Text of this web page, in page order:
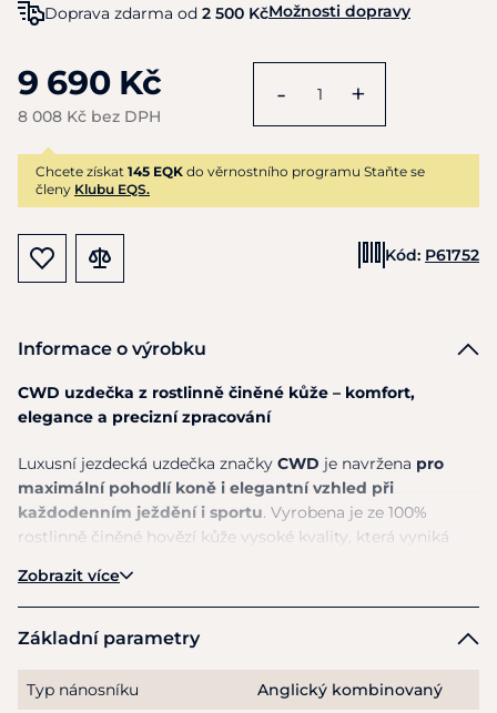
Doprava zdarma od 2 500 KčMožnosti dopravy
9 690 Kč
8 008 Kč bez DPH
- +
Chcete získat 145 EQK do věrnostního programu Staňte se
členy Klubu EQS.
Kód: P61752
Informace o výrobku
CWD uzdečka z rostlinně činěné kůže – komfort,
elegance a precizní zpracování
Luxusní jezdecká uzdečka značky CWD je navržena pro
maximální pohodlí koně i elegantní vzhled při
každodenním ježdění i sportu. Vyrobena je ze 100%
rostlinně činěné hovězí kůže vysoké kvality, která vyniká
Uzdečkakombinuje jemnou teletinu s tenkou vrstvou
pěnypod anatomicky tvarovaným nátylníkem, díky čemuž
hlavy koně. Integrované lícnice s elegantním prošíváním
dodávají uzdečce
moderní a čistý vzhled
Zobrazit více
Základní parametry
Typ nánosníku
Anglický kombinovaný